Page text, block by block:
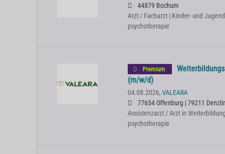
44879 Bochum
Arzt / Facharzt | Kinder- und
psychotherapie
Premium
(m/w/d)
04.08.2026, VALEARA
77654 Offenburg | 79211
Assistenzarzt / Arzt in
psychotherapie